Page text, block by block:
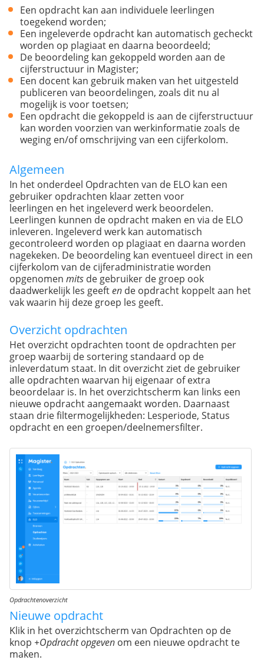
Een opdracht kan aan individuele leerlingen
toegekend worden;
Een ingeleverde opdracht kan automatisch gecheckt
worden op plagiaat en daarna beoordeeld;
De beoordeling kan gekoppeld worden aan de
cijferstructuur in Magister;
Een docent kan gebruik maken van het uitgesteld
publiceren van beoordelingen, zoals dit nu al
mogelijk is voor toetsen;
Een opdracht die gekoppeld is aan de cijferstructuur
kan worden voorzien van werkinformatie zoals de
weging en/of omschrijving van een cijferkolom.
Algemeen
In het onderdeel Opdrachten van de ELO kan een
gebruiker opdrachten klaar zetten voor
leerlingen en het ingeleverd werk beoordelen.
Leerlingen kunnen de opdracht maken en via de ELO
inleveren. Ingeleverd werk kan automatisch
gecontroleerd worden op plagiaat en daarna worden
nagekeken. De beoordeling kan eventueel direct in een
cijferkolom van de cijferadministratie worden
opgenomen mits de gebruiker de groep ook
daadwerkelijk les geeften de opdracht koppelt aan het
vak waarin hij deze groep les geeft.
Overzicht opdrachten
Het overzicht opdrachten toont de opdrachten per
groep waarbij de sortering standaard op de
inleverdatum staat. In dit overzicht ziet de gebruiker
alle opdrachten waarvan hij eigenaar of extra
beoordelaar is. In het overzichtscherm kan links een
nieuwe opdracht aangemaakt worden. Daarnaast
staan drie filtermogelijkheden: Lesperiode, Status
opdracht en een groepen/deelnemersfilter.
Opdrachtenoverzicht
Nieuwe opdracht
Klik in het overzichtscherm van Opdrachten op de
knop +Opdracht opgeven om een nieuwe opdracht te
maken.